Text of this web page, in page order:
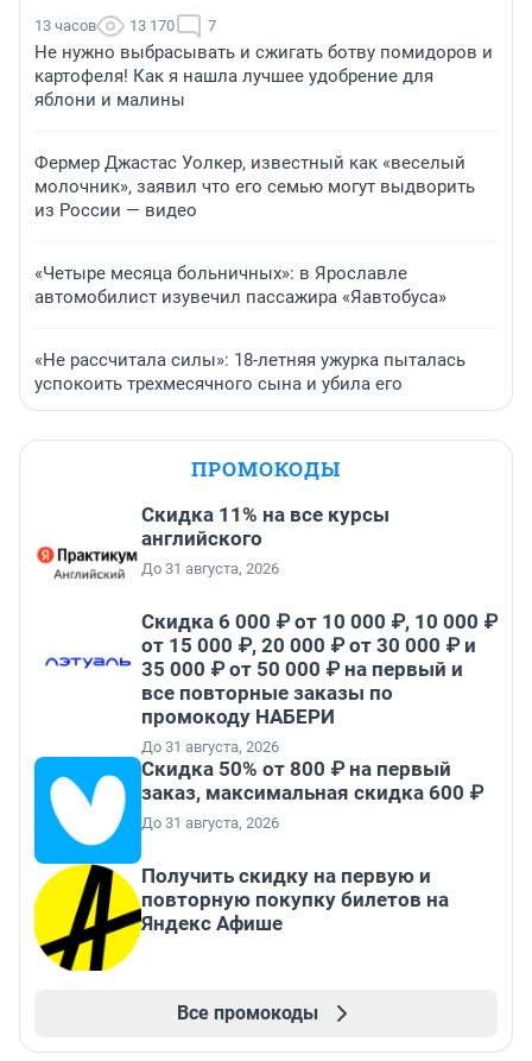
13 часов 13 170 7
Не нужно выбрасывать и сжигать ботву помидоров и
картофеля! Как я нашла лучшее удобрение для
яблони и малины
Фермер Джастас Уолкер, известный как «веселый
молочник», заявил что его семью могут выдворить
из России — видео
«Четыре месяца больничных»: в Ярославле
автомобилист изувечил пассажира «Яавтобуса»
«Не рассчитала силы»: 18-летняя ужурка пыталась
успокоить трехмесячного сына и убила его
ПРОМОКОДЫ
Скидка 11% на все курсы
английского
До 31 августа, 2026
Скидка 6 000 ₽ от 10 000 ₽, 10 000 ₽
от 15 000 ₽, 20 000 ₽ от 30 000 ₽ и
35 000 ₽ от 50 000 ₽ на первый и
все повторные заказы по
промокоду НАБЕРИ
До 31 августа, 2026
Скидка 50% от 800 ₽ на первый
заказ, максимальная скидка 600 ₽
До 31 августа, 2026
Получить скидку на первую и
повторную покупку билетов на
Яндекс Афише
Все промокоды